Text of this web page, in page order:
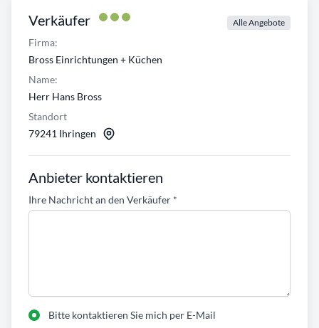
Verkäufer Alle Angebote
Firma:
Bross Einrichtungen + Küchen
Name:
Herr Hans Bross
Standort
79241 Ihringen
Anbieter kontaktieren
Ihre Nachricht an den Verkäufer *
Bitte kontaktieren Sie mich per E-Mail